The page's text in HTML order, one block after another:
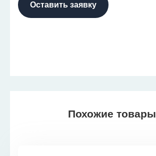
Оставить заявку
Похожие товары